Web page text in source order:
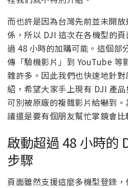
而也許是因為台灣先前並未開
係，所以 DJI 這次在各機型的
過 48 小時的加購可能。這個部
傳「驗機影片」到 YouTube 等
雜許多。因此我們也快速地針
紹，希望大家手上現有 DJI 產品
可別被原廠的複雜影片給嚇到
議還是要有個朋友幫忙掌鏡會比
啟動超過 48 小時的
步驟
頁面雖然支援這麼多機型登錄